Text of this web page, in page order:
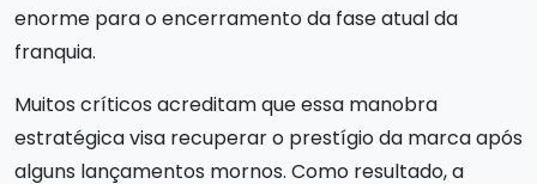
enorme para o encerramento da fase atual da
franquia.
Muitos críticos acreditam que essa manobra
estratégica visa recuperar o prestígio da marca após
alguns lançamentos mornos. Como resultado, a